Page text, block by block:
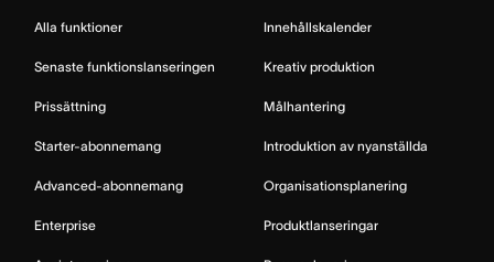
Alla funktioner
Senaste funktionslanseringen
Prissättning
Starter-abonnemang
Advanced-abonnemang
Enterprise
Innehållskalender
Kreativ produktion
Målhantering
Introduktion av nyanställda
Organisationsplanering
Produktlanseringar